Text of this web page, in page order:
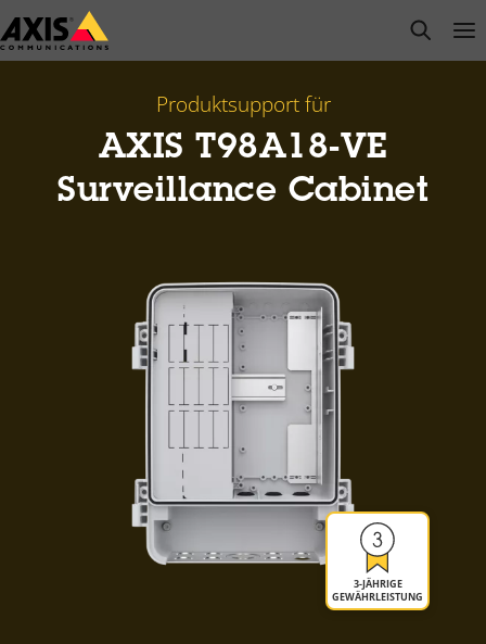
Zum
Hauptinhalt
open
Produktsupport für
AXIS T98A18-VE
Surveillance Cabinet
3-JÄHRIGE
GEWÄHRLEISTUNG